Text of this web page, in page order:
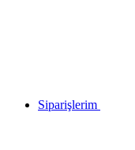
Siparişlerim